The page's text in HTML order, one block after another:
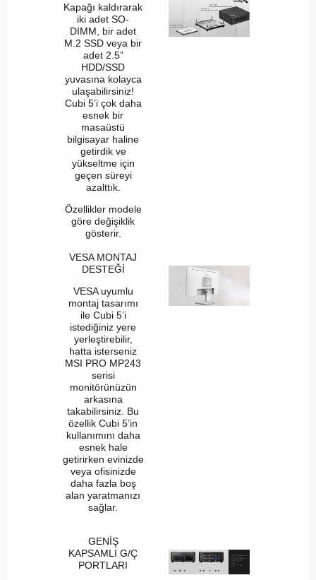
Kapağı kaldırarak
iki adet SO-
DIMM, bir adet
M.2 SSD veya bir
adet 2.5”
HDD/SSD
yuvasına kolayca
ulaşabilirsiniz!
Cubi 5’i çok daha
esnek bir
masaüstü
bilgisayar haline
getirdik ve
yükseltme için
geçen süreyi
azalttık.
Özellikler modele
göre değişiklik
gösterir.
VESA MONTAJ
DESTEĞİ
VESA uyumlu
montaj tasarımı
ile Cubi 5’i
istediğiniz yere
yerleştirebilir,
hatta isterseniz
MSI PRO MP243
serisi
monitörünüzün
arkasına
takabilirsiniz. Bu
özellik Cubi 5’in
kullanımını daha
esnek hale
getirirken evinizde
veya ofisinizde
daha fazla boş
alan yaratmanızı
sağlar.
GENİŞ
KAPSAMLI G/Ç
PORTLARI